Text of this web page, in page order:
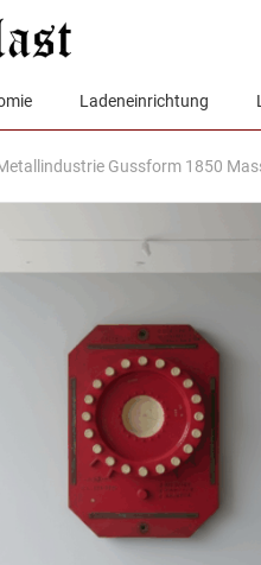
Ladeneinrichtung
Gussform 1850